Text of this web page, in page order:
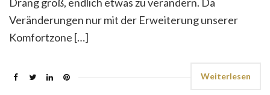
Drang groß, endlich etwas zu verändern. Da
Veränderungen nur mit der Erweiterung unserer
Komfortzone […]
Weiterlesen